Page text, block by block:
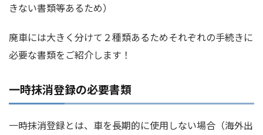
きない書類等あるため）
廃車には大きく分けて２種類あるためそれぞれの手続きに
必要な書類をご紹介します！
一時抹消登録の必要書類
一時抹消登録とは、車を長期的に使用しない場合（海外出